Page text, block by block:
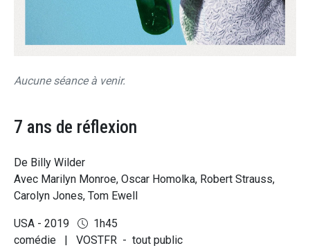
Aucune séance à venir.
7 ans de réflexion
De Billy Wilder
Avec Marilyn Monroe, Oscar Homolka, Robert Strauss,
Carolyn Jones, Tom Ewell
USA - 2019
1h45
comédie
| VOSTFR - tout public